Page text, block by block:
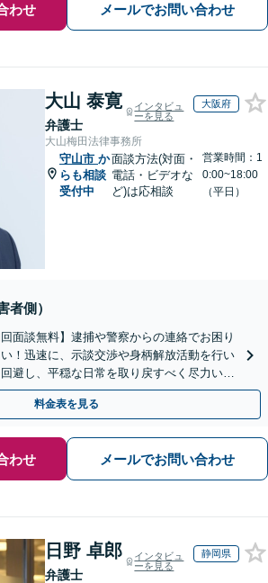
わせ メールでお問い合わせ
大山 泰寛
弁護士
インタビュ
ーを見る
大阪府
大山梅田法律事務所
守山市 か
らも相談
受付中
面談方法(対面・
電話・ビデオな
ど)は応相談
営業時間：1
0:00~18:00
（平日）
者側）
面談無料】逮捕や警察からの連絡でお困り
！迅速に、示談交渉や身柄解放活動を行い
避し、平穏な日常を取り戻すべく尽力いた
】
料金表を見る
わせ メールでお問い合わせ
日野 卓郎
弁護士
インタビュ
ーを見る
静岡県